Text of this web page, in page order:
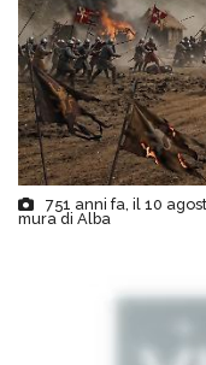
751 anni fa, il 10
mura di Alba